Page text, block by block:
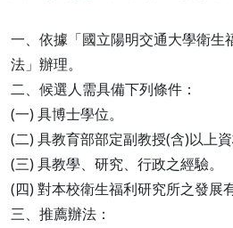
一、依據「國立陽明交通大學衛生
法」辦理。
二、候選人需具備下列條件：
(一) 具博士學位。
(二) 具教育部部定副教授(含)以上資
(三) 具教學、研究、行政之經驗。
(四) 對本校衛生福利研究所之發展
三、推薦辦法：